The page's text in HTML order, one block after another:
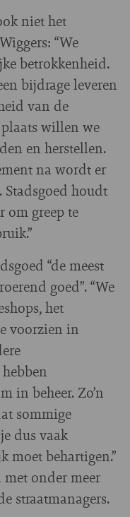
niet het
“We
betrokkenheid.
bijdrage leveren
van de
willen we
en herstellen.
na wordt er
houdt
om greep te
“de meest
goed”. “We
het
voorzien in
in beheer. Zo’n
sommige
dus vaak
moet behartigen.”
met onder meer
straatmanagers.